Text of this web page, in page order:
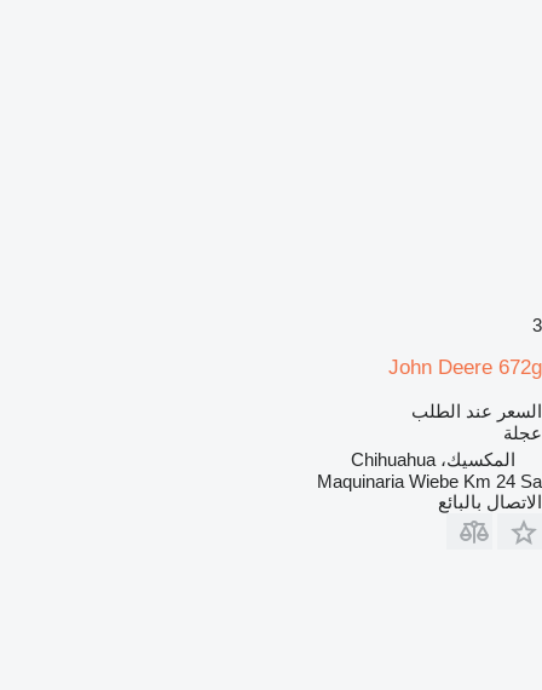
3
John Deere 672g
السعر عند الطلب
عجلة
المكسيك، Chihuahua
Maquinaria Wiebe Km 24 Sa
الاتصال بالبائع